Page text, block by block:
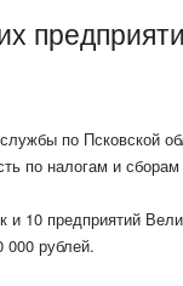
по Псковской
по налогам и
10 предприятий
000 рублей.